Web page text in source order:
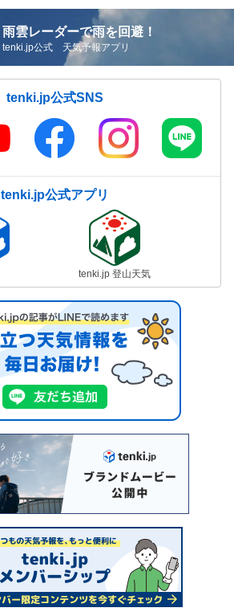
雨雲レーダーで雨を回避！
tenki.jp公式 天気予報アプリ
tenki.jp公式SNS
tenki.jp公式アプリ
tenki.jp 登山天気